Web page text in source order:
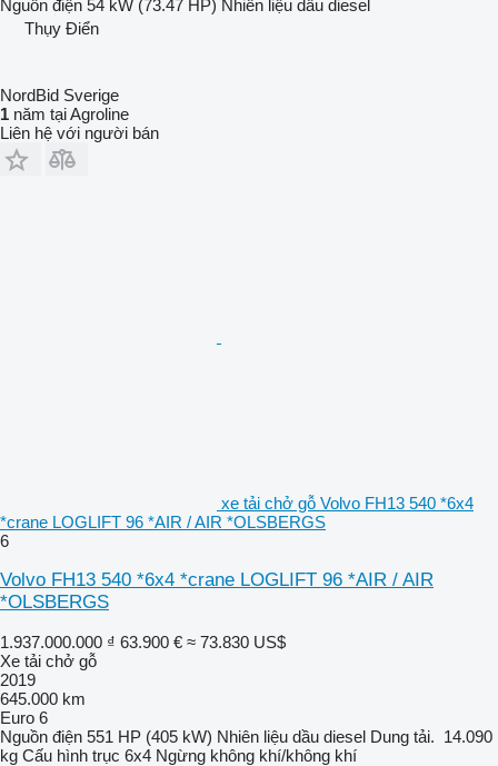
Nguồn điện 54 kW (73.47 HP) Nhiên liệu dầu diesel
Thụy Điển
NordBid Sverige
1 năm tại Agroline
Liên hệ với người bán
xe tải chở gỗ Volvo FH13 540 *6x4
*crane LOGLIFT 96 *AIR / AIR *OLSBERGS
6
Volvo FH13 540 *6x4 *crane LOGLIFT 96 *AIR / AIR
*OLSBERGS
1.937.000.000 ₫ 63.900 € ≈ 73.830 US$
Xe tải chở gỗ
2019
645.000 km
Euro 6
Nguồn điện 551 HP (405 kW) Nhiên liệu dầu diesel Dung tải. 14.090
kg Cấu hình trục 6x4 Ngừng không khí/không khí